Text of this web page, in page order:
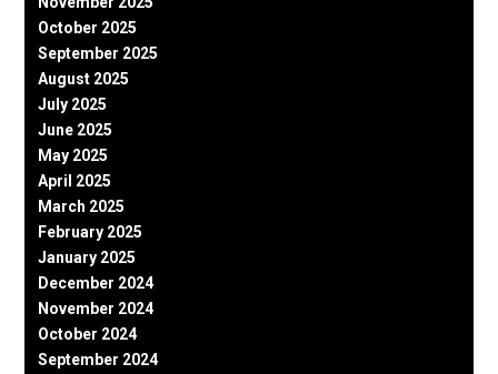
October 2025
September 2025
August 2025
July 2025
June 2025
May 2025
April 2025
March 2025
February 2025
January 2025
December 2024
November 2024
October 2024
September 2024